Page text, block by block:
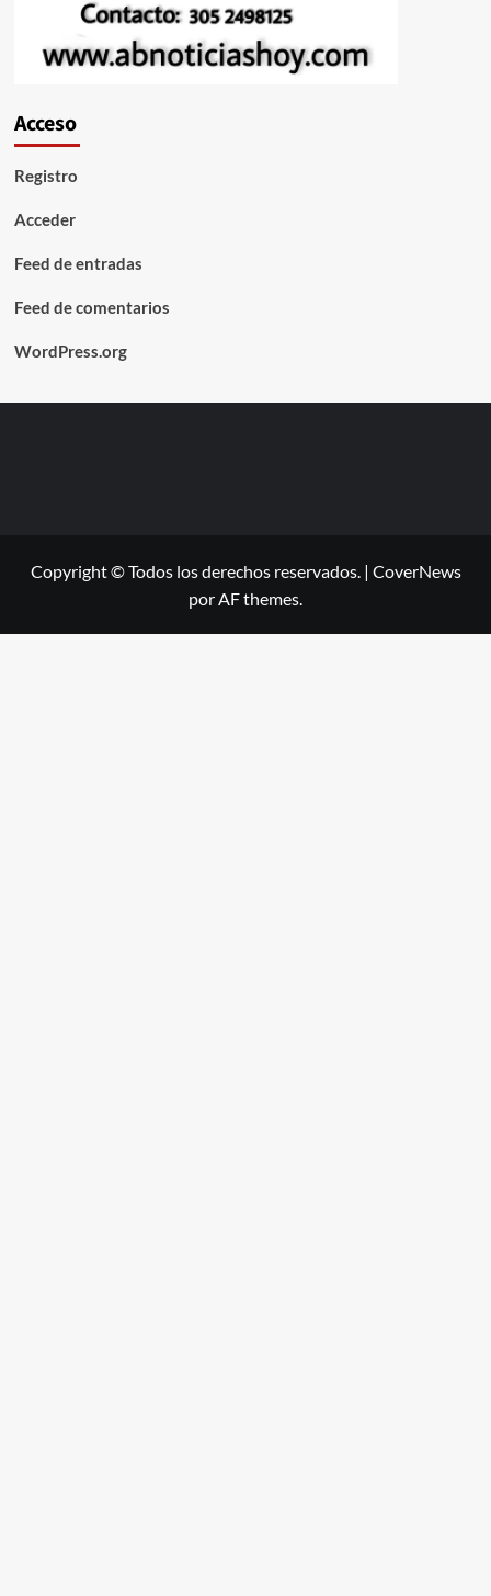
Acceso
Registro
Acceder
Feed de entradas
Feed de comentarios
WordPress.org
Copyright © Todos los derechos reservados. | CoverNews
por AF themes.